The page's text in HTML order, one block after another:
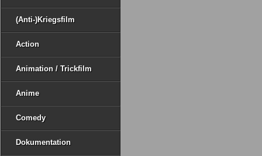
(Anti-)Kriegsfilm
Action
Animation / Trickfilm
Anime
Comedy
Dokumentation